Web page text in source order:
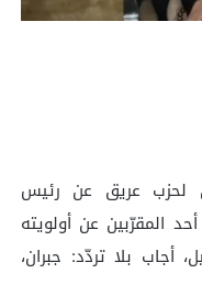
عريق عن رئيس
المقرّبين عن أولويته
أجاب بلا تردّد: جبران،